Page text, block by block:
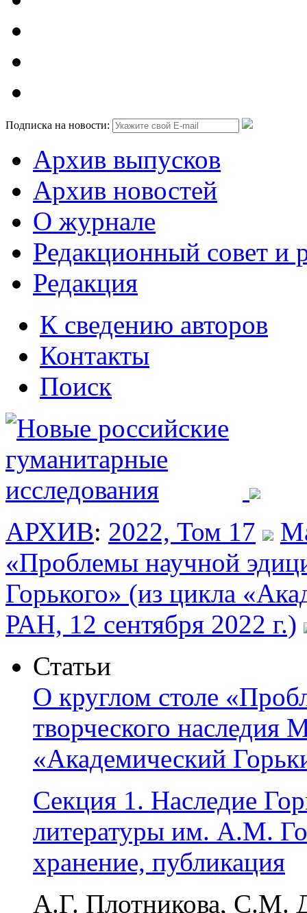
Подписка на новости:
Архив выпусков
Архив новостей
О журнале
Редакционный совет и
Редакция
К сведению авторов
Контакты
Поиск
АРХИВ: 2022, Том 17
«Проблемы научной
Горького» (из цикла
РАН, 12 сентября 2022 г.)
Статьи
О круглом столе
творческого наследия
«Академический
Секция 1. Наследие
литературы им. А.М.
хранение, публикация
А.Г. Плотникова, С.М.